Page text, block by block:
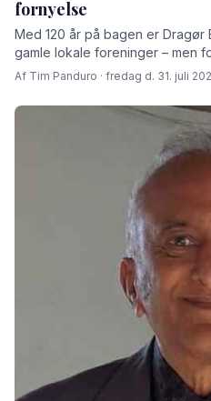
fornyelse
Med 120 år på bagen er
gamle lokale foreninger – men
skabe rammer for fremtiden
Af Tim Panduro · fredag d. 31. juli